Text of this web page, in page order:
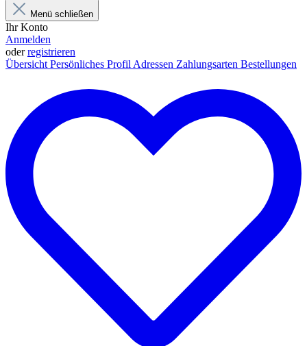
Menü schließen
Ihr Konto
Anmelden
oderregistrieren
Übersicht Persönliches Profil Adressen Zahlungsarten Bestellungen